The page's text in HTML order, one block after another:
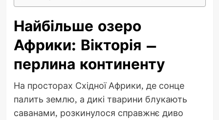
Найбільше озеро
Африки: Вікторія –
перлина континенту
На просторах Східної Африки, де сонце
палить землю, а дикі тварини блукають
саванами, розкинулося справжнє диво